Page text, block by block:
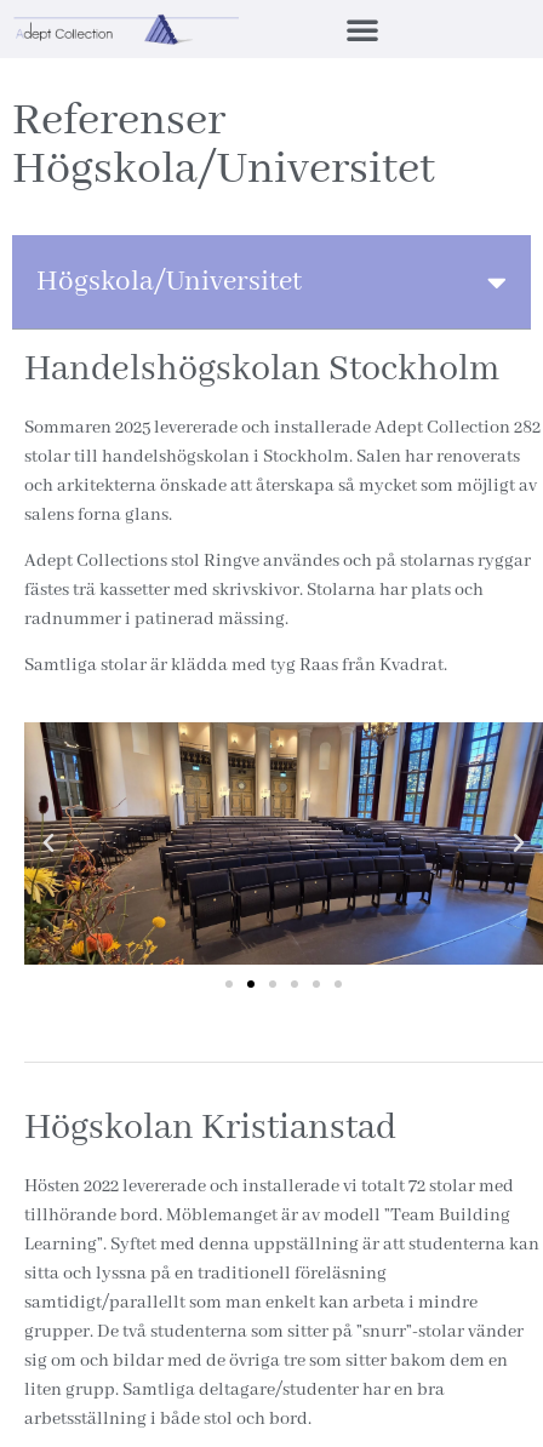
Referenser
Högskola/Universitet
Högskola/Universitet
Handelshögskolan Stockholm
Sommaren 2025 levererade och installerade Adept Collection 282
stolar till handelshögskolan i Stockholm. Salen har renoverats
och arkitekterna önskade att återskapa så mycket som möjligt av
salens forna glans.
Adept Collections stol Ringve användes och på stolarnas ryggar
fästes trä kassetter med skrivskivor. Stolarna har plats och
radnummer i patinerad mässing.
Samtliga stolar är klädda med tyg Raas från Kvadrat.
Högskolan Kristianstad
Hösten 2022 levererade och installerade vi totalt 72 stolar med
tillhörande bord. Möblemanget är av modell ”Team Building
Learning”. Syftet med denna uppställning är att studenterna kan
sitta och lyssna på en traditionell föreläsning
samtidigt/parallellt som man enkelt kan arbeta i mindre
grupper. De två studenterna som sitter på ”snurr”-stolar vänder
sig om och bildar med de övriga tre som sitter bakom dem en
liten grupp. Samtliga deltagare/studenter har en bra
arbetsställning i både stol och bord.